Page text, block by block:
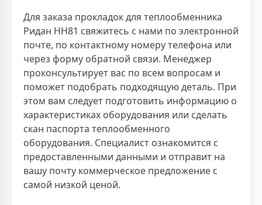
Для заказа прокладок для теплообменника
Ридан НН81 свяжитесь с нами по электронной
почте, по контактному номеру телефона или
через форму обратной связи. Менеджер
проконсультирует вас по всем вопросам и
поможет подобрать подходящую деталь. При
этом вам следует подготовить информацию о
характеристиках оборудования или сделать
скан паспорта теплообменного
оборудования. Специалист ознакомится с
предоставленными данными и отправит на
вашу почту коммерческое предложение с
самой низкой ценой.